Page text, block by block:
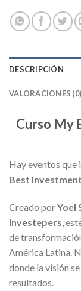
DESCRIPCIÓN
VALORACIONES (0)
Curso My
Hay eventos
Best
Creado porYoel
Investepers ,
de
América Latina.
donde la visión
resultados.